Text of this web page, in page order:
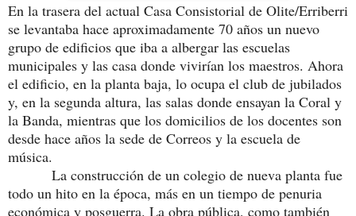
En la trasera del actual Casa Consistorial de Olite/Erriberri
se levantaba hace aproximadamente 70 años un nuevo
grupo de edificios que iba a albergar las escuelas
municipales y las casa donde vivirían los maestros. Ahora
el edificio, en la planta baja, lo ocupa el club de jubilados
y, en la segunda altura, las salas donde ensayan la Coral y
la Banda, mientras que los domicilios de los docentes son
desde hace años la sede de Correos y la escuela de
música.
La construcción de un colegio de nueva planta fue
todo un hito en la época, más en un tiempo de penuria
económica y posguerra. La obra pública, como también